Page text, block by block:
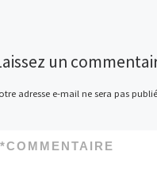
un
adresse e-mail ne sera pas
COMMENTAIRE
*